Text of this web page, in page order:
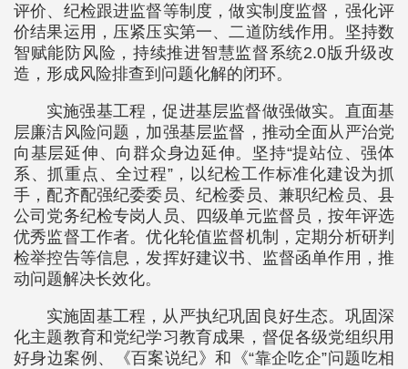
评价、纪检跟进监督等制度，做实制度监督，强化评
价结果运用，压紧压实第一、二道防线作用。坚持数
智赋能防风险，持续推进智慧监督系统2.0版升级改
造，形成风险排查到问题化解的闭环。
实施强基工程，促进基层监督做强做实。直面基
层廉洁风险问题，加强基层监督，推动全面从严治党
向基层延伸、向群众身边延伸。坚持“提站位、强体
系、抓重点、全过程”，以纪检工作标准化建设为抓
手，配齐配强纪委委员、纪检委员、兼职纪检员、县
公司党务纪检专岗人员、四级单元监督员，按年评选
优秀监督工作者。优化轮值监督机制，定期分析研判
检举控告等信息，发挥好建议书、监督函单作用，推
动问题解决长效化。
实施固基工程，从严执纪巩固良好生态。巩固深
化主题教育和党纪学习教育成果，督促各级党组织用
好身边案例、《百案说纪》和《“靠企吃企”问题吃相